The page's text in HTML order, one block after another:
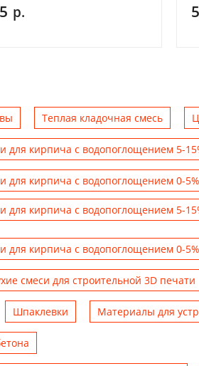
р.
Теплая кладочная смесь
для кирпича с водопоглощением 5-
для кирпича с водопоглощением 0-5%
для кирпича с водопоглощением 5-
для кирпича с водопоглощением 0-
смеси для строительной 3D печати
Шпаклевки Материалы для